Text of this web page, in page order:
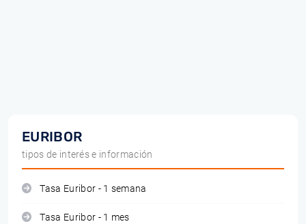
EURIBOR
tipos de interés e información
Tasa Euribor - 1 semana
Tasa Euribor - 1 mes